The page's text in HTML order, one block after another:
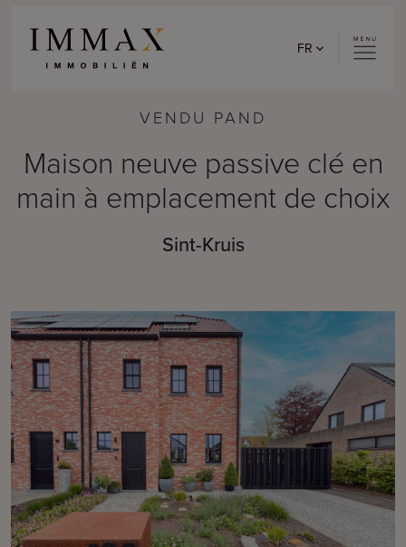
FR
VENDU PAND
Maison neuve passive clé en
main à emplacement de choix
Sint-Kruis